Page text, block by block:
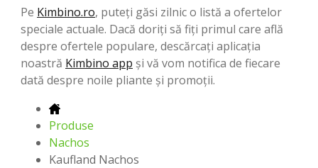
Pe Kimbino.ro, puteți găsi zilnic o listă a ofertelor
speciale actuale. Dacă doriți să fiți primul care află
despre ofertele populare, descărcați aplicația
noastră Kimbino app și vă vom notifica de fiecare
dată despre noile pliante și promoții.
Produse
Nachos
Kaufland Nachos